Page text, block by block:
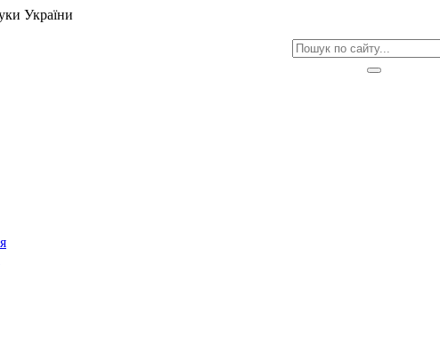
України